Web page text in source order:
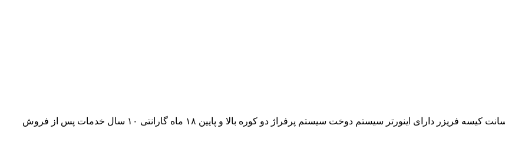
فروش دستگاه سه کاره تولید سفره یکبار مصرف کیسه زباله تا عرض ۷۰ سانت کیسه فریزر دارای اینورتر سیستم دوخت سیستم پرفراژ دو کوره بالا و پایین ۱۸ ماه گارانتی ۱۰ سال خدمات پس از فروش